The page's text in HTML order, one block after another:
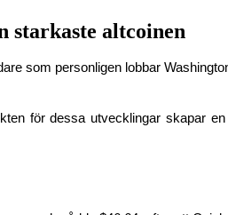
starkaste altcoinen
som personligen lobbar
för dessa utvecklingar skapar